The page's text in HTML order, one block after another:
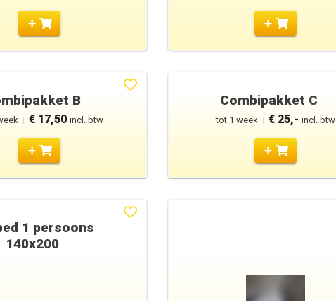
B
| € 17,50 incl. btw
Combipakket C
tot 1 week | € 25,- incl. btw
1 persoons
140x200